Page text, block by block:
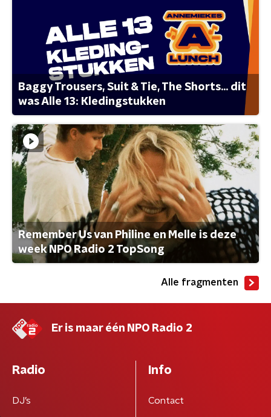
Baggy Trousers, Suit & Tie, The Shorts... dit
was Alle 13: Kledingstukken
Remember Us van Philine en Melle is deze
week NPO Radio 2 TopSong
Alle fragmenten
Er is maar één NPO Radio 2
Radio
DJ’s
Info
Contact